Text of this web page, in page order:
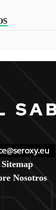
Sitemap
Nosotros